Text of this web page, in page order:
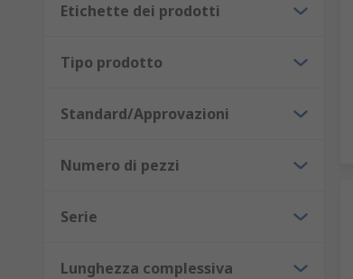
Etichette dei prodotti
Tipo prodotto
Standard/Approvazioni
Numero di pezzi
Serie
Lunghezza complessiva